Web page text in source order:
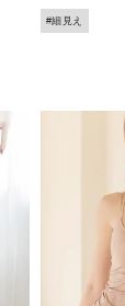
#細見え